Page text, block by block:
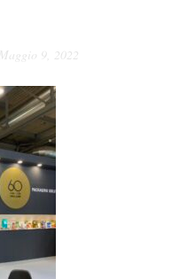
Maggio 9, 2022